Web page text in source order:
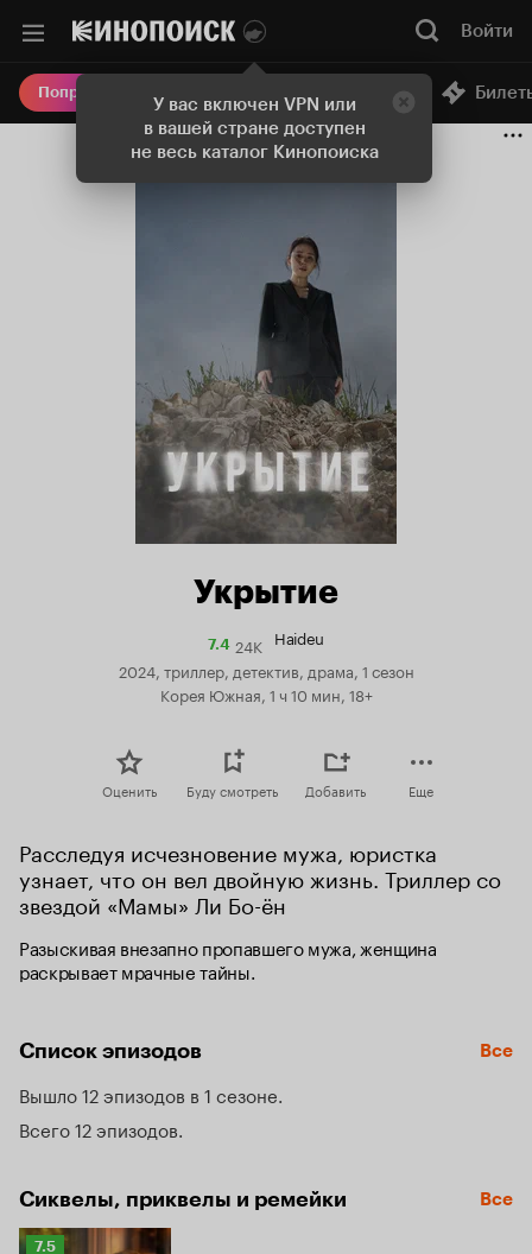
У вас включен VPN или
в вашей стране доступен
не весь каталог Кинопоиска
Войти
Попробовать Плюс Онлайн-кинотеатр
Укрытие
7.4Рейтинг
7.4
24K Haideu
2024, триллер, детектив, драма, 1 сезон
Корея Южная, 1 ч 10 мин, 18+
Оценить Буду смотреть Добавить Еще
Расследуя исчезновение мужа, юристка
узнает, что он вел двойную жизнь. Триллер со
звездой «Мамы» Ли Бо-ён
Разыскивая внезапно пропавшего мужа, женщина
раскрывает мрачные тайны.
Список эпизодов Все
Вышло 12 эпизодов в 1 сезоне
Всего 12 эпизодов
Сиквелы, приквелы и ремейки Все
Рейтинг
7.5